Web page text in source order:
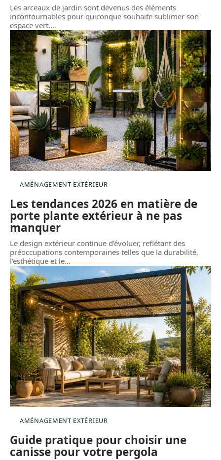
Les arceaux de jardin sont devenus des éléments
incontournables pour quiconque souhaite sublimer son
espace vert.…
AMÉNAGEMENT EXTÉRIEUR
Les tendances 2026 en matière de
porte plante extérieur à ne pas
manquer
Le design extérieur continue d’évoluer, reflétant des
préoccupations contemporaines telles que la durabilité,
l’esthétique et le…
AMÉNAGEMENT EXTÉRIEUR
Guide pratique pour choisir une
canisse pour votre pergola